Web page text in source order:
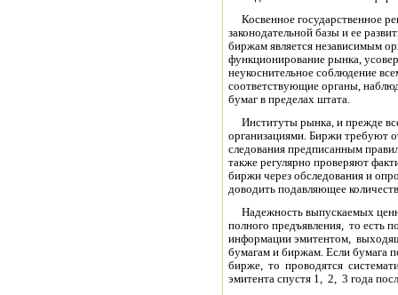
Косвенное государственное
законодательной базы и ее
биржам является независимым
функционирование рынка,
неукоснительное соблюдение
соответствующие органы,
бумаг в пределах штата.
Институты рынка, и прежде
организациями. Биржи требуют
следования предписанным
также регулярно проверяют
биржи через обследования и
доводить подавляющее
Надежность выпускаемых
полного предъявления, то есть
информации эмитентом,
бумагам и биржам. Если бумага
бирже, то проводятся
эмитента спустя 1, 2, 3 года